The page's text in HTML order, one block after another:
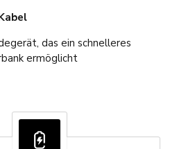
das ein schnelleres
ermöglicht